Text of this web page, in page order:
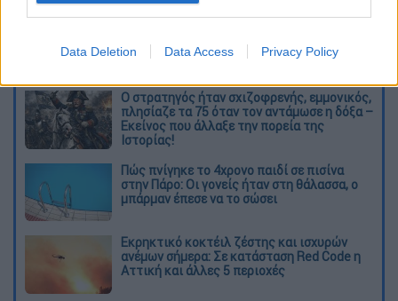
Data Deletion Data Access Privacy Policy
για τους Δημοκρατικούς
O στρατηγός ήταν σχιζοφρενής, εμμονικός,
πλησίαζε τα 75 όταν τον αντάμωσε η δόξα –
Εκείνος που άλλαξε την πορεία της
Ιστορίας!
Πώς πνίγηκε το 4χρονο παιδί σε πισίνα
στην Πάρο: Οι γονείς ήταν στη θάλασσα, ο
μπάρμαν έπεσε να το σώσει
Εκρηκτικό κοκτέιλ ζέστης και ισχυρών
ανέμων σήμερα: Σε κατάσταση Red Code η
Αττική και άλλες 5 περιοχές